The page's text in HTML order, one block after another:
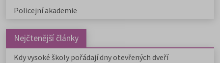
Policejní akademie
Nejčtenější články
Kdy vysoké školy pořádají dny otevřených dveří